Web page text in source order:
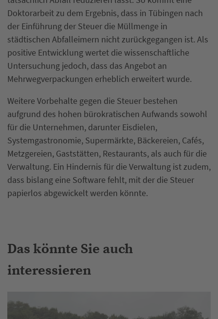
Doktorarbeit zu dem Ergebnis, dass in Tübingen nach
der Einführung der Steuer die Müllmenge in
städtischen Abfalleimern nicht zurückgegangen ist. Als
positive Entwicklung wertet die wissenschaftliche
Untersuchung jedoch, dass das Angebot an
Mehrwegverpackungen erheblich erweitert wurde.
Weitere Vorbehalte gegen die Steuer bestehen
aufgrund des hohen bürokratischen Aufwands sowohl
für die Unternehmen, darunter Eisdielen,
Systemgastronomie, Supermärkte, Bäckereien, Cafés,
Metzgereien, Gaststätten, Restaurants, als auch für die
Verwaltung. Ein Hindernis für die Verwaltung ist zudem,
dass bislang eine Software fehlt, mit der die Steuer
papierlos abgewickelt werden könnte.
Das könnte Sie auch
interessieren